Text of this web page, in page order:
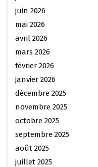
juin 2026
mai 2026
avril 2026
mars 2026
février 2026
janvier 2026
décembre 2025
novembre 2025
octobre 2025
septembre 2025
août 2025
juillet 2025